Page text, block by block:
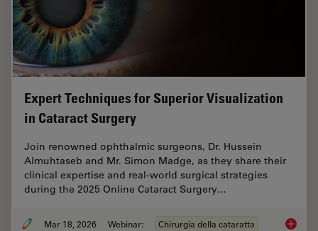
Expert Techniques for Superior Visualization
in Cataract Surgery
Join renowned ophthalmic surgeons, Dr. Hussein
Almuhtaseb and Mr. Simon Madge, as they share their
clinical expertise and real-world surgical strategies
during the 2025 Online Cataract Surgery…
Mar 18, 2026 Webinar: Chirurgia della cataratta Expert